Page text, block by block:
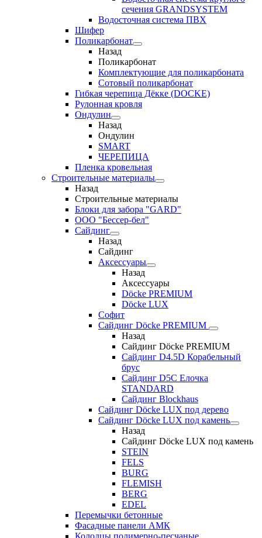
сечения GRANDSYSTEM
Водосточная система ПВХ
Шифер
Поликарбонат
Назад
Поликарбонат
Комплектующие для поликарбоната
Сотовый поликарбонат
Гибкая черепица Дёкке (DOCKE)
Рулонная кровля
Ондулин
Назад
Ондулин
SMART
ЧЕРЕПИЦА
Пленка кровельная
Строительные материалы
Назад
Строительные материалы
Блоки для забора "GARD"
ООО "Бессер-бел"
Сайдинг
Назад
Сайдинг
Аксессуары
Назад
Аксессуары
Döcke PREMIUM
Döcke LUX
Софит
Сайдинг Döcke PREMIUM
Назад
Сайдинг Döcke PREMIUM
Сайдинг D4.5D Корабельный
брус
Сайдинг D5С Елочка
STANDARD
Сайдинг Blockhaus
Сайдинг Döcke LUX под дерево
Сайдинг Döcke LUX под камень
Назад
Сайдинг Döcke LUX под камень
STEIN
FELS
BURG
FLEMISH
BERG
EDEL
Перемычки бетонные
Фасадные панели АМК
Колодцы полимерно-песчаные